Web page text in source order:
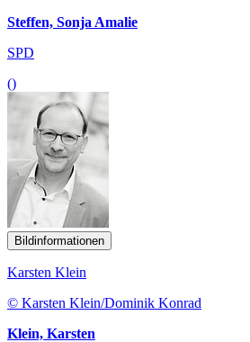
Steffen, Sonja Amalie
SPD
()
Bildinformationen
Karsten Klein
© Karsten Klein/Dominik Konrad
Klein, Karsten